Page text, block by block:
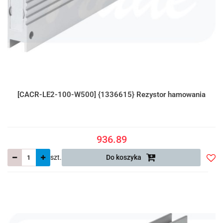
[CACR-LE2-100-W500] {1336615} Rezystor hamowania
936.89
szt. Do koszyka